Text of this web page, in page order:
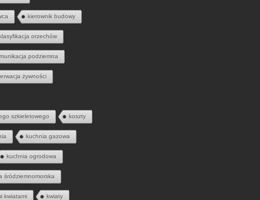
kierownik budowy
orzechów
podziemna
żywności
szkieletowego koszty
kuchnia gazowa
kuchnia ogrodowa
śródziemnomorska
kwiatami kwiaty